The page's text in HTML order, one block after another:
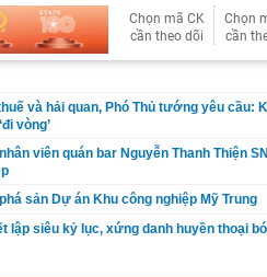
Chọn mã CK
cần theo dõi
Chọn
cần
và hải quan, Phó Thủ tướng yêu cầu:
vòng’
viên quán bar Nguyễn Thanh Thiện
sản Dự án Khu công nghiệp Mỹ Trung
lập siêu kỷ lục, xứng danh huyền thoại